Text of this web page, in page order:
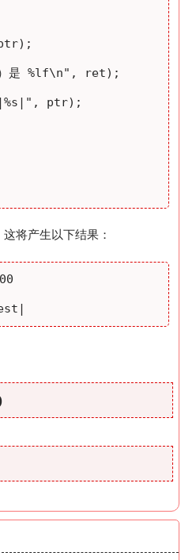
将产生以下结果：